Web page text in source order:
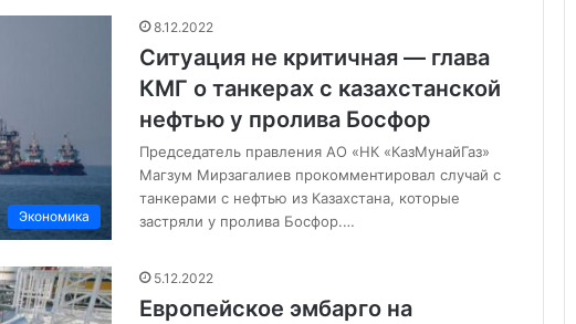
Экономика
8.12.2022
Ситуация не критичная — глава
КМГ о танкерах с казахстанской
нефтью у пролива Босфор
Председатель правления АО «НК «КазМунайГаз»
Магзум Мирзагалиев прокомментировал случай с
танкерами с нефтью из Казахстана, которые
застряли у пролива Босфор.…
5.12.2022
Европейское эмбарго на